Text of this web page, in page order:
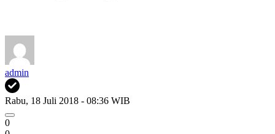
admin
Rabu, 18 Juli 2018 - 08:36 WIB
0